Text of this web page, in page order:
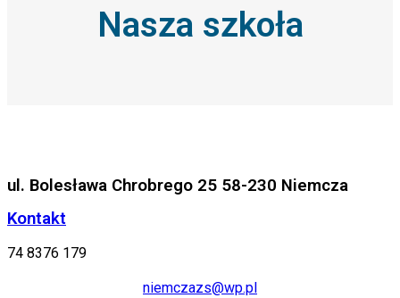
Nasza szkoła
ul. Bolesława Chrobrego 25 58-230 Niemcza
Kontakt
74 8376 179
niemczazs@wp.pl